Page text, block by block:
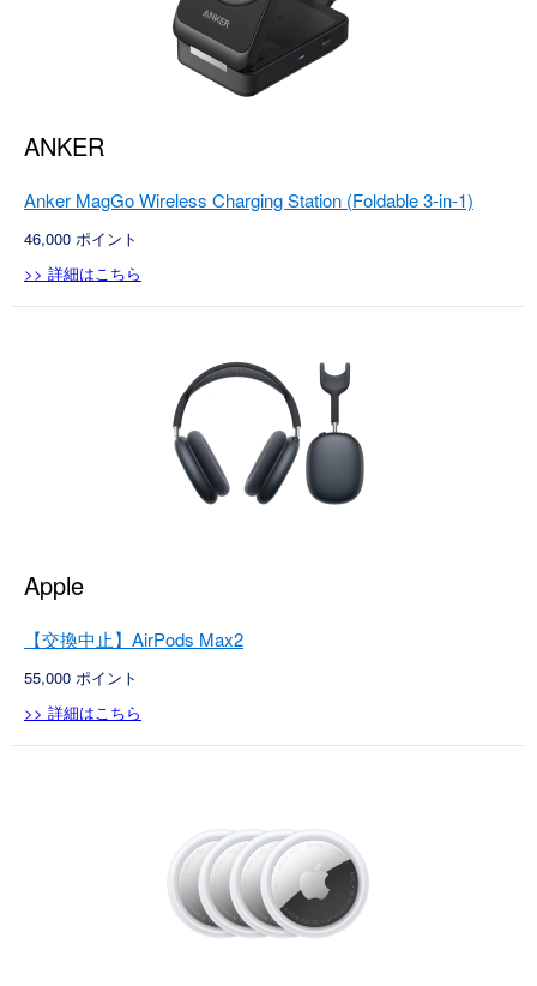
ANKER
Anker MagGo Wireless Charging Station (Foldable 3-in-1)
46,000 ポイント
>> 詳細はこちら
Apple
【交換中止】AirPods Max2
55,000 ポイント
>> 詳細はこちら